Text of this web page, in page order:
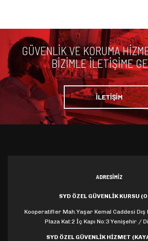
GÜVENLIK VE KORUMA
BIZIMLE ILETIŞIME
İLETİŞİM
ADRESİMİZ
SYD ÖZEL GÜVENLİK KURSU
Kooperatifler Mah.Yaşar Kemal Caddesi Dış
Plaza Kat:2 İç Kapı No:3 Yenişehir /
SYD ÖZEL GÜVENLİK HİZMET